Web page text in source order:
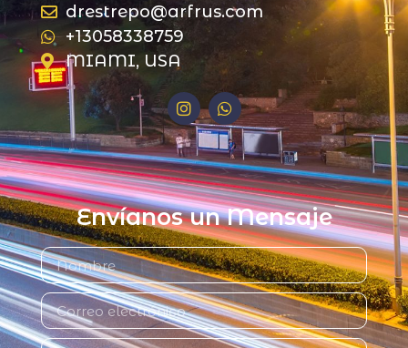
drestrepo@arfrus.com
+13058338759
MIAMI, USA
Envíanos un Mensaje